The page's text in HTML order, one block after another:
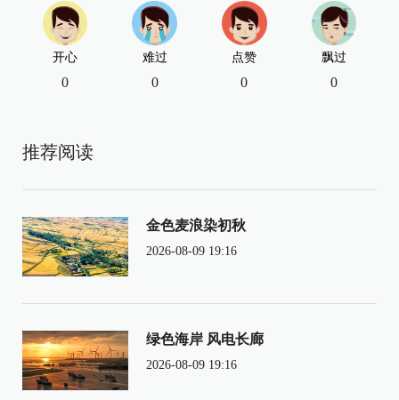
开心
0
难过
0
点赞
0
飘过
0
推荐阅读
金色麦浪染初秋
2026-08-09 19:16
绿色海岸 风电长廊
2026-08-09 19:16